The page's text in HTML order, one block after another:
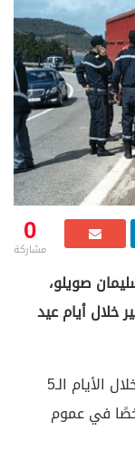
0
مشاركة
صويلو،
سير خلال أيام عيد
وقال صويلو، أن عدد وفيات حوادث المرور خلال الأيام الـ5
عرفة وأيام العيد) بلغ 31 شخصًا في عموم